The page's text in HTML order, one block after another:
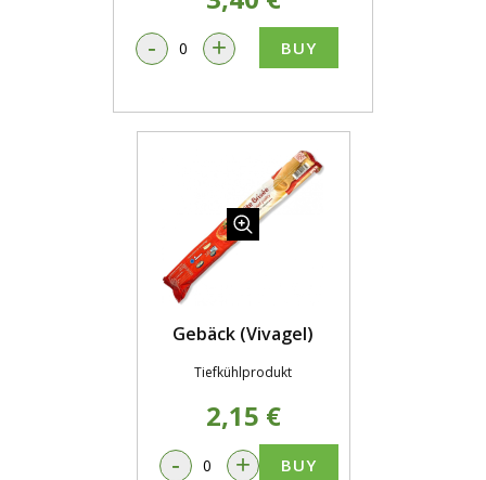
- + BUY
Gebäck (Vivagel)
Tiefkühlprodukt
2,15 €
- + BUY